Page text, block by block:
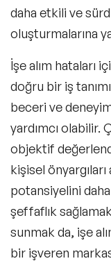
daha etkili ve
oluşturmalarına
İşe alım hataları
doğru bir iş
beceri ve
yardımcı olabilir.
objektif
kişisel
potansiyelini
şeffaflık
sunmak da, işe
bir işveren